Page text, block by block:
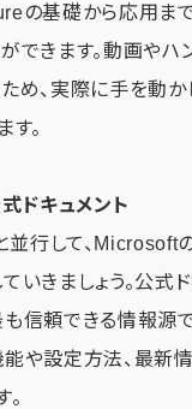
の基礎から応用ま
できます。動画やハ
め、実際に手を動か
す。
キュメント
行して、Microsoft
いきましょう。公式
信頼できる情報源
や設定方法、最新